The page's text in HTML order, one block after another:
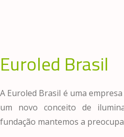
Euroled Brasil
A Euroled Brasil é uma
um novo conceito de
fundação mantemos a